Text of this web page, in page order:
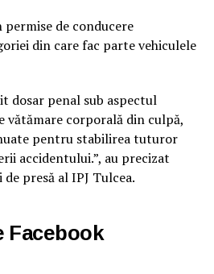
de conducere
din care fac parte vehiculele
dosar penal sub aspectul
vătămare corporală din culpă,
pentru stabilirea tuturor
accidentului.”, au precizat
presă al IPJ Tulcea.
Facebook